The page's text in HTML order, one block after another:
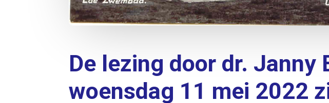
De lezing door dr.
woensdag 11 mei 2022